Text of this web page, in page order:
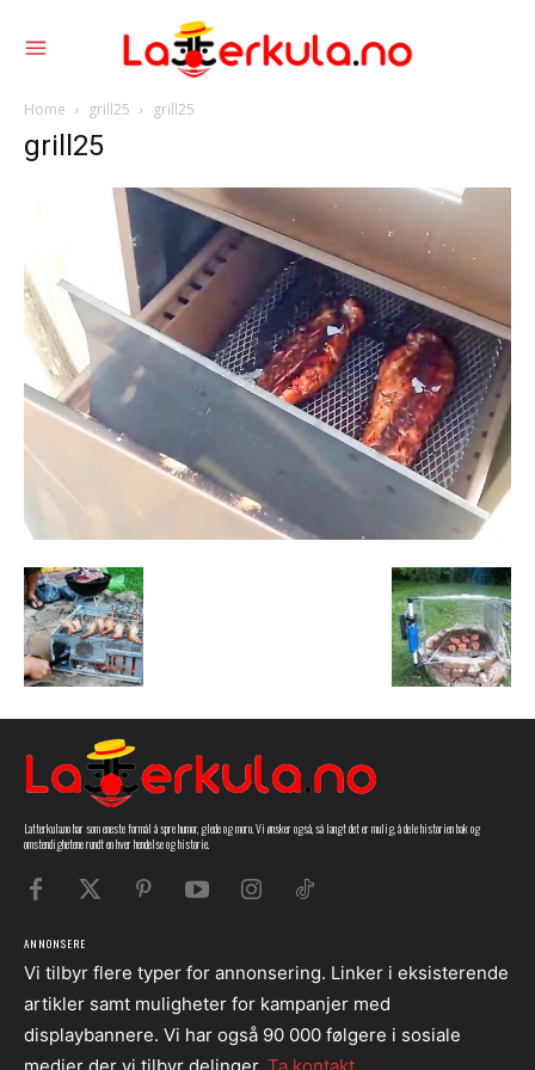
Home grill25 grill25
grill25
Latterkula.no har som eneste formål å spre humor, glede og moro. Vi ønsker også, så langt det er mulig, å dele historien bak og
omstendighetene rundt en hver hendelse og historie.
ANNONSERE
Vi tilbyr flere typer for annonsering. Linker i eksisterende
artikler samt muligheter for kampanjer med
displaybannere. Vi har også 90 000 følgere i sosiale
medier der vi tilbyr delinger. Ta kontakt.